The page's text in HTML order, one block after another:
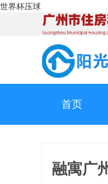
世界杯压球
首页
融寓广